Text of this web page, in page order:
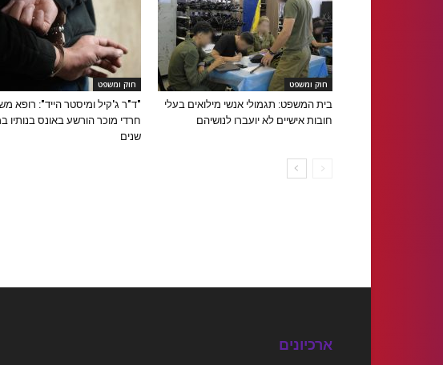
חוק ומשפט
בית המשפט: תגמולי אנשי מילואים בעלי
חובות אישיים לא יועברו לנושיהם
חוק ומשפט
"ד"ר ג'קיל ומיסטר הייד": רופא
שנים
ארכיונים